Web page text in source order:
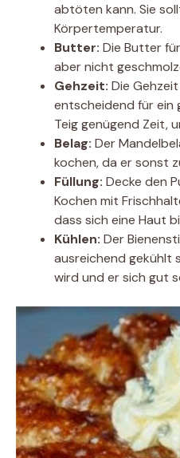
abtöten kann. Sie
Körpertemperatur.
Butter: Die Butter
aber nicht
Gehzeit: Die
entscheidend für ein
Teig genügend Zeit,
Belag: Der
kochen, da er sonst
Füllung: Decke den
Kochen mit
dass sich eine Haut
Kühlen: Der
ausreichend gekühlt
wird und er sich gut